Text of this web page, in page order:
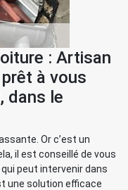
: Artisan
à vous
dans le
Or c’est un
il est conseillé de vous
peut intervenir dans
une solution efficace